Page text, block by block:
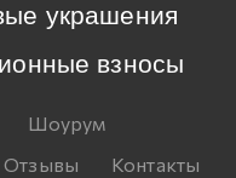
украшения
взносы
Шоурум
Отзывы
Контакты